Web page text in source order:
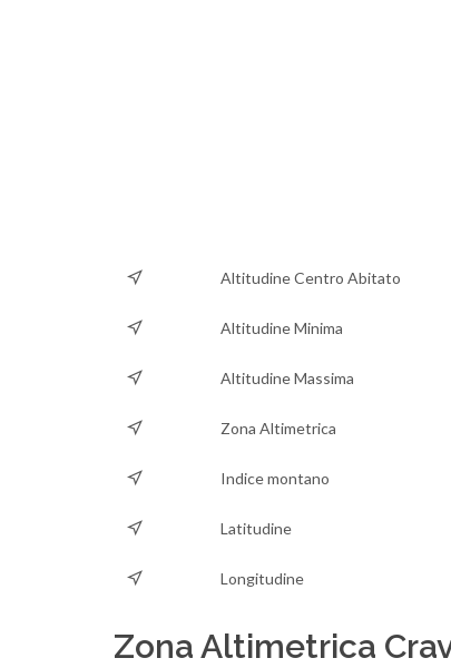
Altitudine Centro Abitato
Altitudine Minima
Altitudine Massima
Zona Altimetrica
Indice montano
Latitudine
Longitudine
Zona Altimetrica